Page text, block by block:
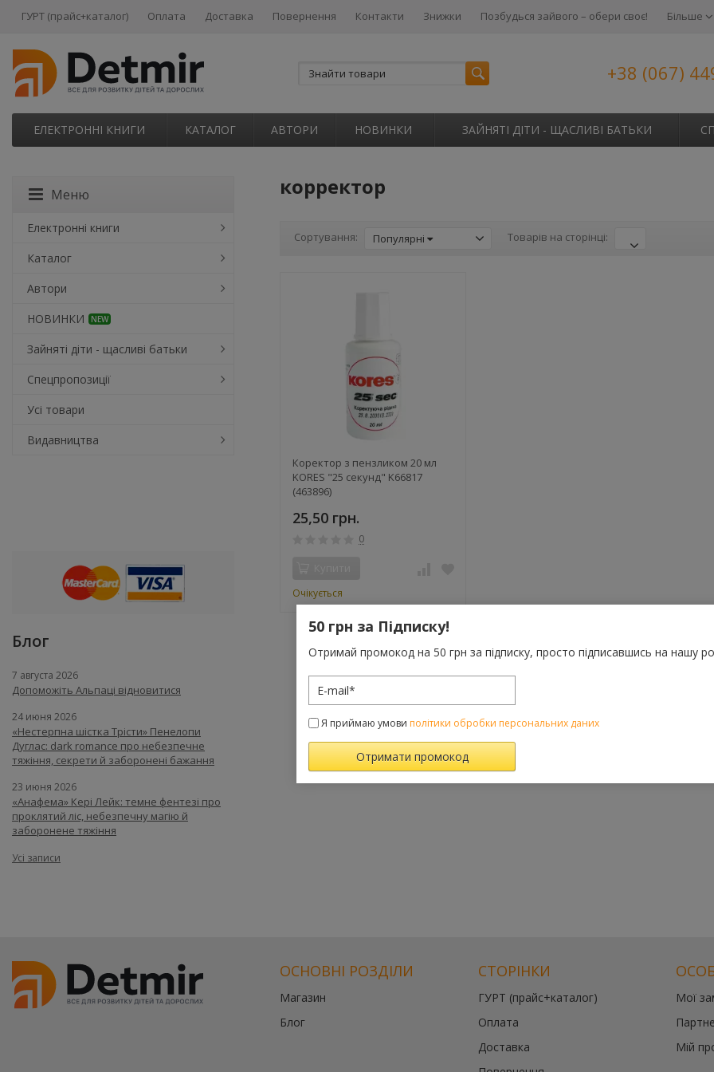
ГУРТ (прайс+каталог) Оплата Доставка Повернення Контакти Знижки Позбудься зайвого – обери своє! Більше
+38 (067)
ЕЛЕКТРОННІ КНИГИ КАТАЛОГ АВТОРИ НОВИНКИ ЗАЙНЯТІ ДІТИ - ЩАСЛИВІ БАТЬКИ
корректор
Сортування: Популярні Товарів на сторінці:
Коректор з пензликом 20 мл
KORES "25 секунд" K66817
(463896)
25,50 грн.
0
Очікується
Меню
Електронні книги
Каталог
Автори
НОВИНКИ
NEW
Зайняті діти - щасливі батьки
Спецпропозиції
Усі товари
Видавництва
Блог
7 августа 2026
Допоможіть Альпаці відновитися
24 июня 2026
«Нестерпна шістка Трісти» Пенелопи
Дуглас: dark romance про небезпечне
тяжіння, секрети й заборонені бажання
23 июня 2026
«Анафема» Кері Лейк: темне фентезі про
проклятий ліс, небезпечну магію й
заборонене тяжіння
Усі записи
ОСНОВНІ РОЗДІЛИ
Магазин
Блог
СТОРІНКИ
ГУРТ (прайс+каталог)
Оплата
Доставка
Мої
Мій
50 грн за Підписку!
Отримай промокод на 50 грн за підписку, просто підписавшись на нашу
Я приймаю умови політики обробки персональних даних